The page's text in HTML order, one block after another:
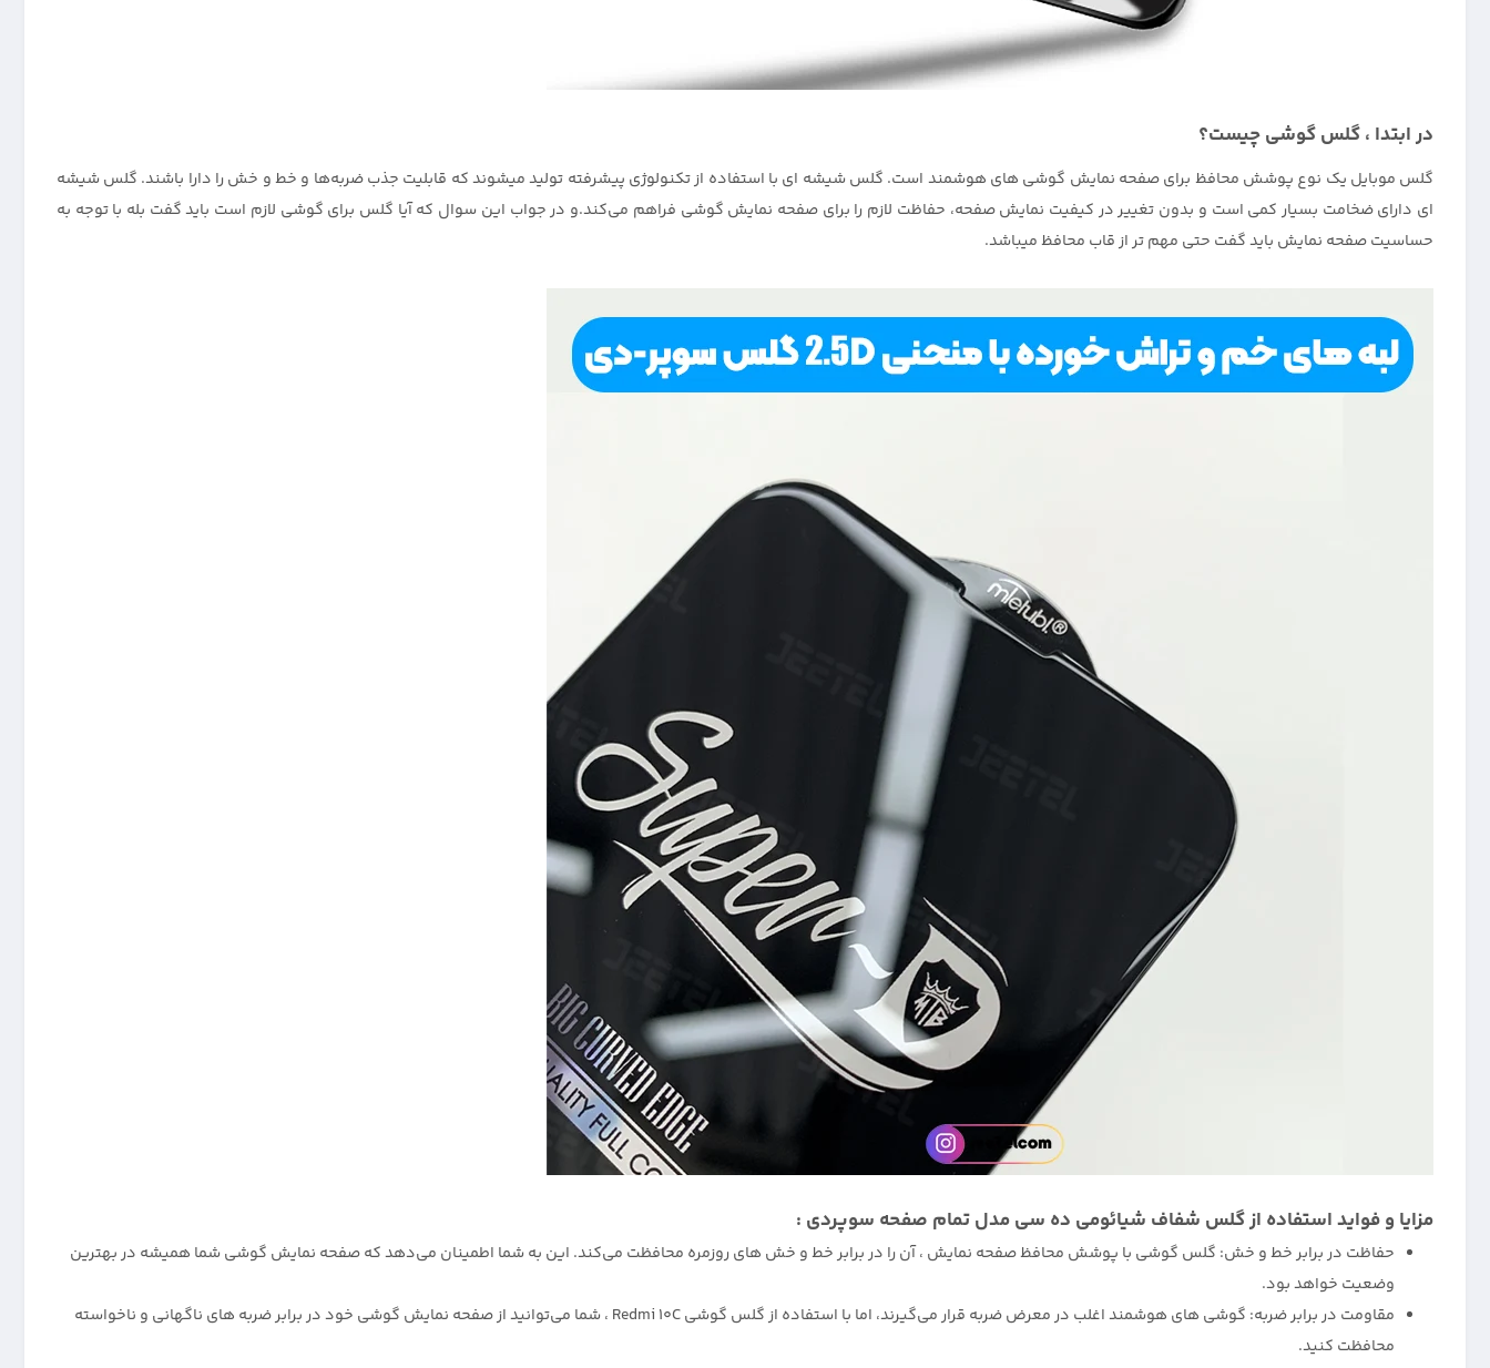
در ابتدا ، گلس گوشی چیست؟
گلس موبایل یک نوع پوشش محافظ برای صفحه نمایش گوشی های هوشمند است. گلس شیشه ای با استفاده از تکنولوژی پیشرفته تولید میشوند که قابلیت جذب ضربه‌ها و خط و خش را دارا باشند. گلس شیشه
ای دارای ضخامت بسیار کمی است و بدون تغییر در کیفیت نمایش صفحه، حفاظت لازم را برای صفحه نمایش گوشی فراهم می‌کند.و در جواب این سوال که آیا گلس برای گوشی لازم است باید گفت بله با توجه به
حساسیت صفحه نمایش باید گفت حتی مهم تر از قاب محافظ میباشد.
مزایا و فواید استفاده از گلس شفاف شیائومی ده سی مدل تمام صفحه سوپردی :
حفاظت در برابر خط و خش: گلس گوشی با پوشش محافظ صفحه نمایش ، آن را در برابر خط و خش های روزمره محافظت می‌کند. این به شما اطمینان می‌دهد که صفحه نمایش گوشی شما همیشه در بهترین
وضعیت خواهد بود.
مقاومت در برابر ضربه: گوشی های هوشمند اغلب در معرض ضربه قرار می‌گیرند، اما با استفاده از گلس گوشی Redmi 10C ، شما می‌توانید از صفحه نمایش گوشی خود در برابر ضربه های ناگهانی و ناخواسته
محافظت کنید.